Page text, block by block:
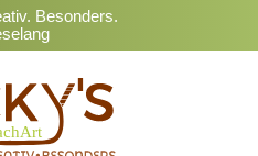
Besonders.